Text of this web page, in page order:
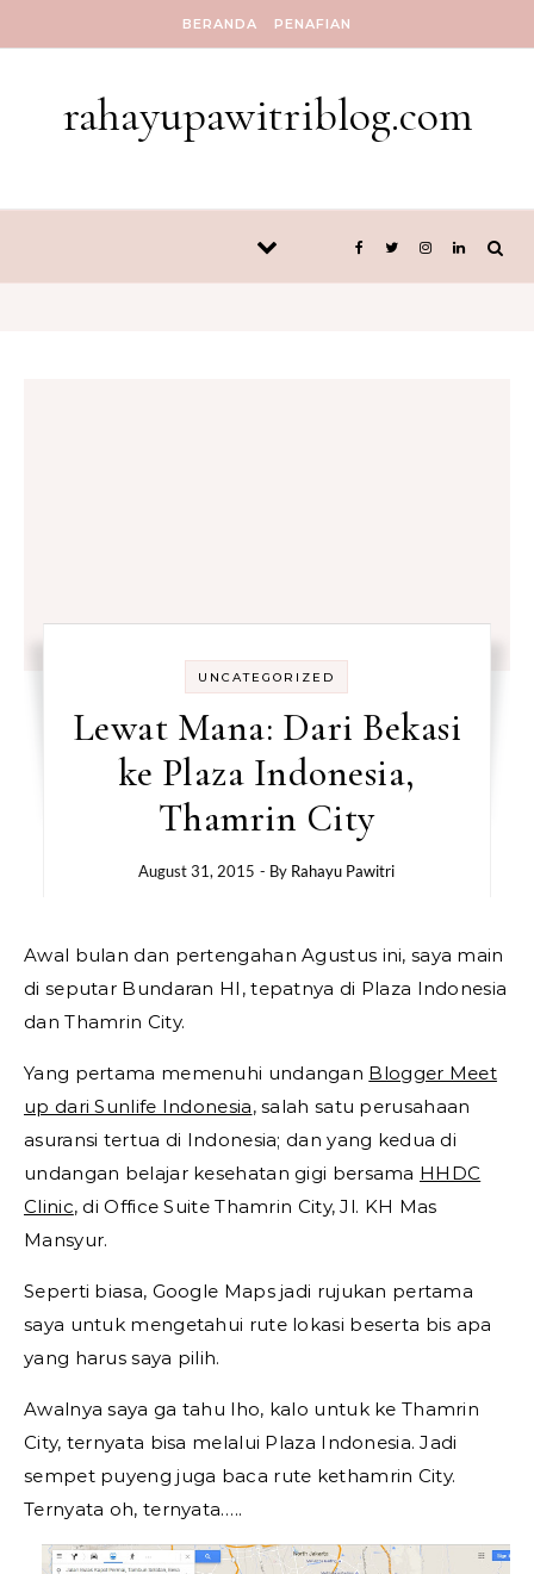
BERANDA PENAFIAN
rahayupawitriblog.com
UNCATEGORIZED
Lewat Mana: Dari Bekasi
ke Plaza Indonesia,
Thamrin City
August 31, 2015 - By Rahayu Pawitri
Awal bulan dan pertengahan Agustus ini, saya main
di seputar Bundaran HI, tepatnya di Plaza Indonesia
dan Thamrin City.
Yang pertama memenuhi undangan Blogger Meet
up dari Sunlife Indonesia, salah satu perusahaan
asuransi tertua di Indonesia; dan yang kedua di
undangan belajar kesehatan gigi bersama HHDC
Clinic, di Office Suite Thamrin City, Jl. KH Mas
Mansyur.
Seperti biasa, Google Maps jadi rujukan pertama
saya untuk mengetahui rute lokasi beserta bis apa
yang harus saya pilih.
Awalnya saya ga tahu lho, kalo untuk ke Thamrin
City, ternyata bisa melalui Plaza Indonesia. Jadi
sempet puyeng juga baca rute kethamrin City.
Ternyata oh, ternyata…..